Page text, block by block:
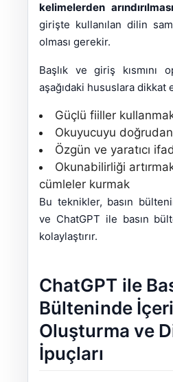
kelimelerden arındırılması
girişte kullanılan dilin
olması gerekir.
Başlık ve giriş kısmını
aşağıdaki hususlara dikkat
Güçlü fiiller
Okuyucuyu
Özgün ve yaratıcı
Okunabilirliği
cümleler kurmak
Bu teknikler, basın
ve ChatGPT ile basın
kolaylaştırır.
ChatGPT ile
Bülteninde
Oluşturma ve
İpuçları